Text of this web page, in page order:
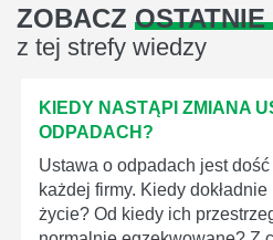
ZOBACZ
z tej strefy wiedzy
KIEDY NASTĄPI ZMIANA
ODPADACH?
Ustawa o odpadach jest
każdej firmy. Kiedy
życie? Od kiedy ich